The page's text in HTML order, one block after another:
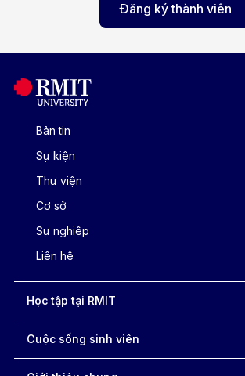
Đăng ký thành viên
Bản tin
Sự kiện
Thư viện
Cơ sở
Sự nghiệp
Liên hệ
Học tập tại RMIT
Cuộc sống sinh viên